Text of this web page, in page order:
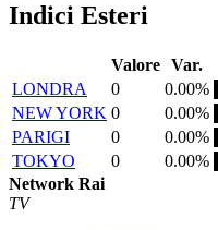
Indici Esteri
Valore Var.
LONDRA
0
0.00%
NEW YORK 0
0.00%
PARIGI
0
0.00%
TOKYO
0
0.00%
Network Rai
TV